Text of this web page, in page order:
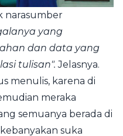
narasumber
yang
dan data yang
tulisan". Jelasnya.
menulis, karena di
meraka
semuanya berada di
suka